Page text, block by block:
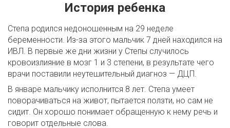
История ребенка
Степа родился недоношенным на 29 неделе
беременности. Из-за этого мальчик 7 дней находился на
ИВЛ. В первые же дни жизни у Степы случилось
кровоизлияние в мозг 1 и 3 степени, в результате чего
врачи поставили неутешительный диагноз — ДЦП.
В январе мальчику исполнится 8 лет. Степа умеет
поворачиваться на живот, пытается ползти, но сам не
сидит. Он хорошо понимает обращенную к нему речь и
говорит отдельные слова.